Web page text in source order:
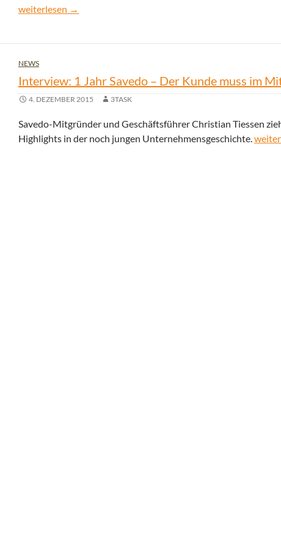
Deposit Solutions jetzt zweitwertvollstes deutsches FinTech
weiterlesen →
NEWS
Interview: 1 Jahr Savedo – Der Kunde muss im
4. DEZEMBER 2015 3TASK
Savedo-Mitgründer und Geschäftsführer Christian Tiessen
Highlights in der noch jungen Unternehmensgeschichte.